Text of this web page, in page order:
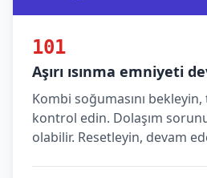
101
Aşırı ısınma emniyeti
Kombi soğumasını bekleyin,
kontrol edin. Dolaşım
olabilir. Resetleyin, devam